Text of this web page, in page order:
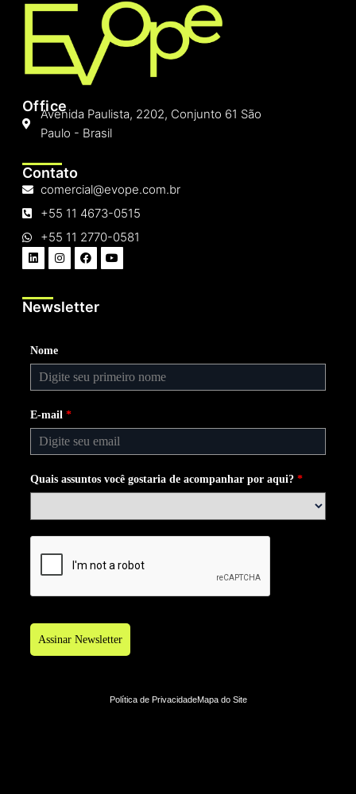
Office
Avenida Paulista, 2202, Conjunto 61 São
Paulo - Brasil
Contato
comercial@evope.com.br
+55 11 4673-0515
+55 11 2770-0581
Newsletter
Nome
E-mail *
Quais assuntos você gostaria de acompanhar por aqui? *
Assinar Newsletter
Política de PrivacidadeMapa do Site